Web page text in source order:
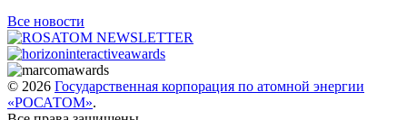
Все новости
© 2026 Государственная корпорация по атомной энергии
«РОСАТОМ».